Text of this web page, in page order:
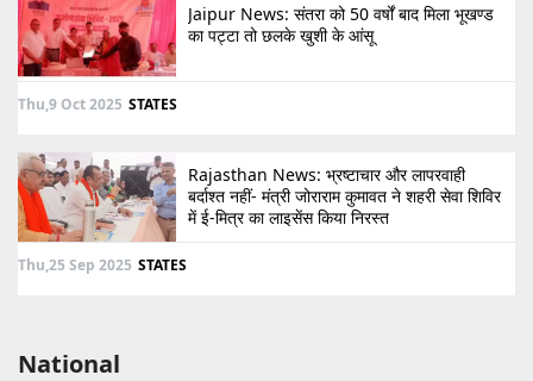
Jaipur News: संतरा को 50 वर्षों बाद मिला भूखण्ड
का पट्टा तो छलके खुशी के आंसू
Thu,9 Oct 2025 STATES
Rajasthan News: भ्रष्टाचार और लापरवाही
बर्दाश्त नहीं- मंत्री जोराराम कुमावत ने शहरी सेवा शिविर
में ई-मित्र का लाइसेंस किया निरस्त
Thu,25 Sep 2025 STATES
National